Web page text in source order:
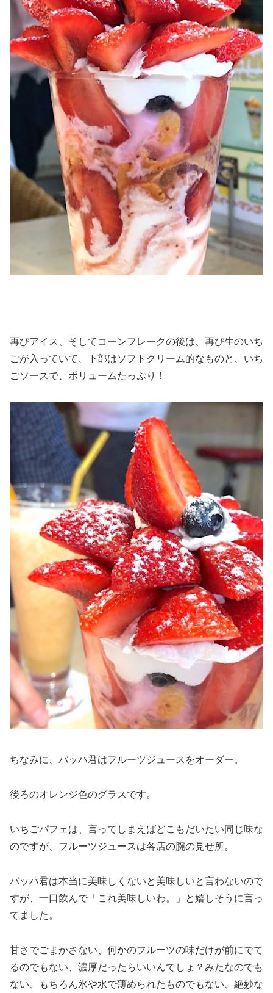
再びアイス、そしてコーンフレークの後は、再び生のいち
ごが入っていて、下部はソフトクリーム的なものと、いち
ごソースで、ボリュームたっぷり！
ちなみに、バッハ君はフルーツジュースをオーダー。
後ろのオレンジ色のグラスです。
いちごパフェは、言ってしまえばどこもだいたい同じ味な
のですが、フルーツジュースは各店の腕の見せ所。
バッハ君は本当に美味しくないと美味しいと言わないので
すが、一口飲んで「これ美味しいわ。」と嬉しそうに言っ
てました。
甘さでごまかさない、何かのフルーツの味だけが前にでて
るのでもない、濃厚だったらいいんでしょ？みたなのでも
ない、もちろん氷や水で薄められたものでもない、絶妙な